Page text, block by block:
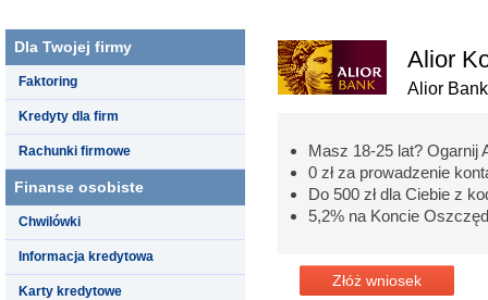
Dla Twojej firmy
Faktoring
Kredyty dla firm
Rachunki firmowe
Finanse osobiste
Chwilówki
Informacja kredytowa
Karty kredytowe
Alior
Alior Bank
Masz 18-25 lat? Ogarnij
0 zł za prowadzenie
Do 500 zł dla Ciebie z
5,2% na Koncie
Złóż wniosek